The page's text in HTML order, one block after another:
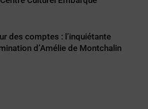
des comptes : l’inquiétante
d’Amélie de Montchalin